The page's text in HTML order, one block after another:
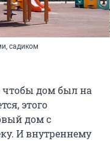
садиком
чтобы дом был на
этого
дом с
И внутреннему